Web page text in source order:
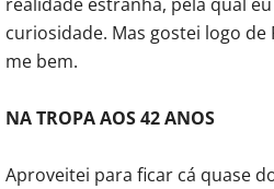
curiosidade. Mas gostei logo
me bem.
NA TROPA AOS 42 ANOS
Aproveitei para ficar cá quase